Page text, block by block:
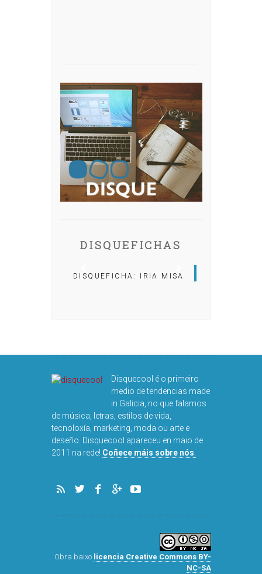
DISQUEFICHAS
DISQUEFICHA: IRIA MISA
DISQUEFICHA: ÓLÖF
Disquecool é o primeiro
medio de tendencias made
in Galicia, no que falamos
de música, letras, estilos de vida,
tecnoloxía, marketing, moda ou arte e
deseño. Disquecool apareceu en maio de
2011 na rede! Coñece máis sobre nós
Obra baixo licencia Creative Commons BY-
NC-SA